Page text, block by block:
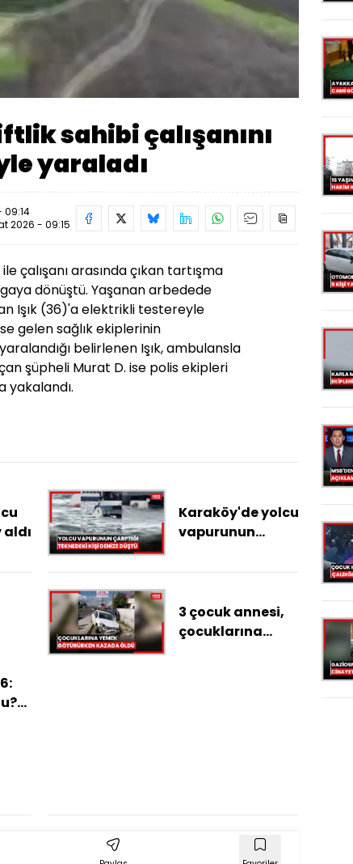
100.00%
sahibi çalışanını
yaraladı
09:14
2026 - 09:15
çalışanı arasında çıkan tartışma
dönüştü. Yaşanan arbedede
Işık (36)'a elektrikli testereyle
gelen sağlık ekiplerinin
belirlenen Işık, ambulansla
şüpheli Murat D. ise polis ekipleri
yakalandı.
Karaköy'de yolcu
vapurunun
teknedeki kişi
3 çocuk annesi,
çocuklarına